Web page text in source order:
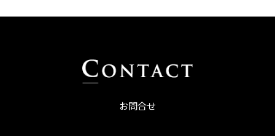
お問合せ